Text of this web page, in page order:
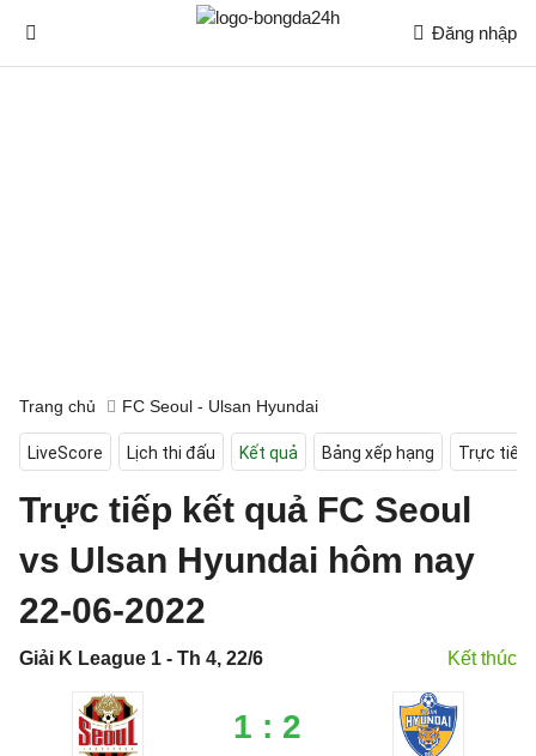
Đăng nhập
Trang chủ FC Seoul - Ulsan Hyundai
LiveScore Lịch thi đấu Kết quả Bảng xếp hạng Trực tiếp
Trực tiếp kết quả FC Seoul
vs Ulsan Hyundai hôm nay
22-06-2022
Giải K League 1 - Th 4, 22/6 Kết thúc
1 : 2